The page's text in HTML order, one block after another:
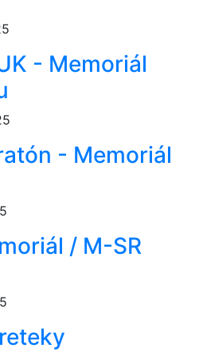
- Memoriál
- Memoriál
/ M-SR